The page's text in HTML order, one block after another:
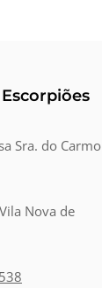
Sra. do Carmo
Nova de